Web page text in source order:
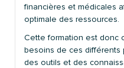
financières et médicales
optimale des ressources.
Cette formation est donc
besoins de ces différents
des outils et des